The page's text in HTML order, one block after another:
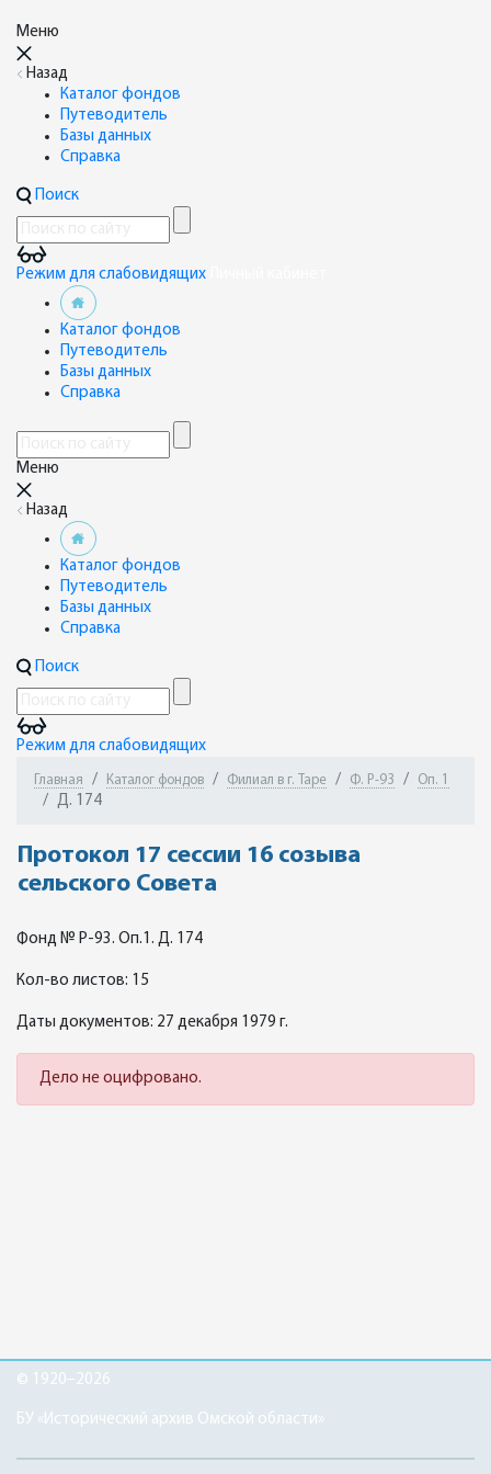
Меню
Назад
Каталог фондов
Путеводитель
Базы данных
Справка
Поиск
Режим для слабовидящих
Каталог фондов
Путеводитель
Базы данных
Справка
Меню
Назад
Каталог фондов
Путеводитель
Базы данных
Справка
Поиск
Режим для слабовидящих
Главная Каталог фондов Филиал в г. Таре Ф. Р-93 Оп. 1
Д. 174
Протокол 17 сессии 16 созыва
сельского Совета
Фонд № Р-93. Оп.1. Д. 174
Кол-во листов: 15
Даты документов: 27 декабря 1979 г.
Дело не оцифровано.
© 1920–2026
БУ «Исторический архив Омской области»